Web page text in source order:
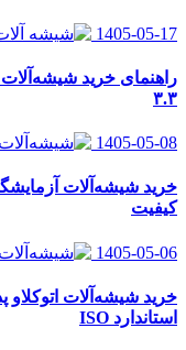
1405-05-17
راهنمای خرید
۳.۳
1405-05-08
کیفیت
1405-05-06
خرید شیشه‌آلات اتوکلاو
استاندارد ISO